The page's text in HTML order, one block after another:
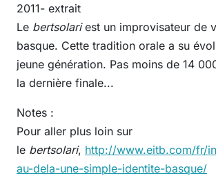
2011- extrait
Le bertsolariest un improvisateur de
basque. Cette tradition orale a su
jeune génération. Pas moins de 14
la dernière finale...
Notes :
Pour aller plus loin sur
le bertsolari, http://www.eitb.com/fr/
au-dela-une-simple-identite-basque/